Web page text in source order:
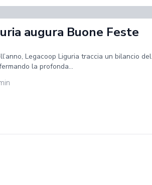
augura Buone Feste
Legacoop Liguria traccia un bilancio del
la profonda...